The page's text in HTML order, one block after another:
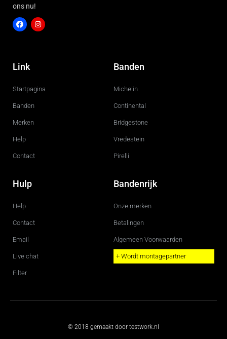
ons nu!
c
e
o
g
r
Link
Startpagina
Banden
Merken
Help
Contact
Banden
Michelin
Continental
Bridgestone
Vredestein
Pirelli
Hulp
Help
Contact
Email
Live chat
Filter
Bandenrijk
Onze merken
Betalingen
Algemeen Voorwaarden
+ Wordt montagepartner
© 2018 gemaakt door testwork.nl